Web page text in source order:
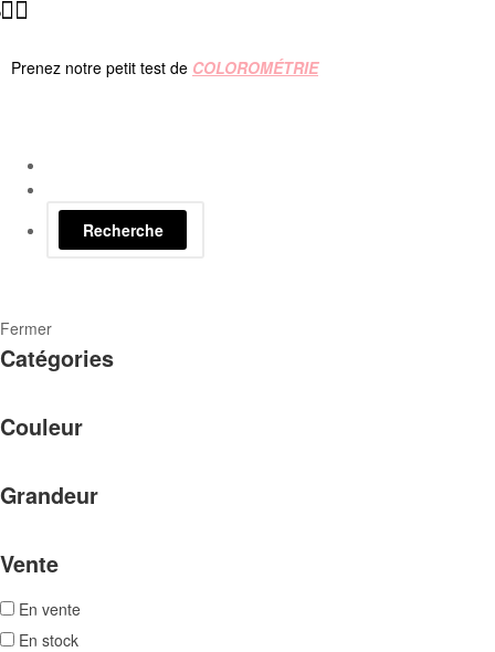
Prenez notre petit test de COLOROMÉTRIE
Recherche
Fermer
Catégories
Couleur
Grandeur
Vente
En vente
En stock